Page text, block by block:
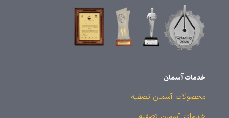
خدمات آسمان
محصولات آسمان تصفیه